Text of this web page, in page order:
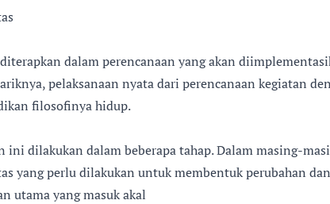
dalam perencanaan yang akan
pelaksanaan nyata dari perencanaan kegiatan
filosofinya hidup.
ini dilakukan dalam beberapa tahap. Dalam masing-
yang perlu dilakukan untuk membentuk perubahan
utama yang masuk akal